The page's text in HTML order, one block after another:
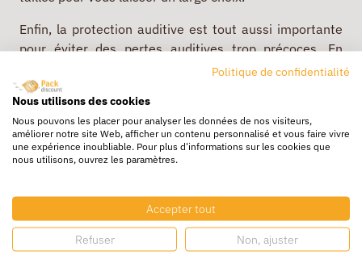
Enfin, la protection auditive est tout aussi importante
pour éviter des pertes auditives trop précoces. En
fonction de l’intensité de la pollution auditive, plusieurs
solutions s’offrent à vous : les bouchons d’oreilles ou
alors les casques de protection auditive.
Vous l’aurez compris, il est important de proposer une
bonnehygiène de travail
pleinement dans leur activité. En plus d’être une
question d’épanouissement, c’est également une
question de santé et de sécurité au travail.
Politique de confidentialité
Nous utilisons des cookies
Nous pouvons les placer pour analyser les données de nos visiteurs,
améliorer notre site Web, afficher un contenu personnalisé et vous faire vivre
une expérience inoubliable. Pour plus d'informations sur les cookies que
nous utilisons, ouvrez les paramètres.
Accepter tout
Refuser Non, ajuster